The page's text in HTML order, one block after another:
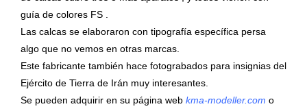
guía de colores FS .
Las calcas se elaboraron con tipografía específica persa
algo que no vemos en otras marcas.
Este fabricante también hace fotograbados para insignias del
Ejército de Tierra de Irán muy interesantes.
Se pueden adquirir en su página web kma-modeller.com o